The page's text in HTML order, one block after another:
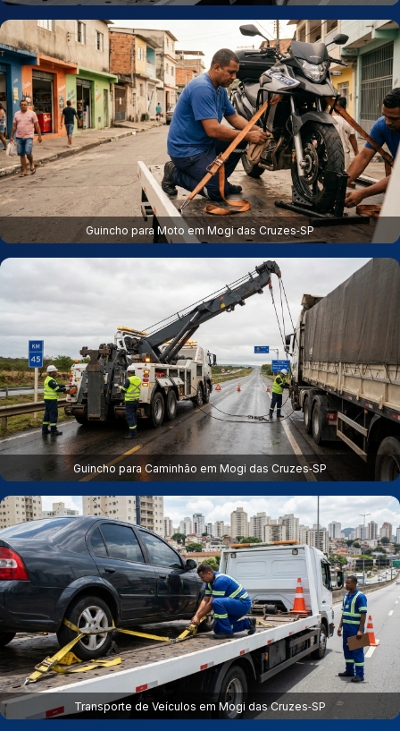
Guincho para Moto em Mogi das Cruzes‑SP
Guincho para Caminhão em Mogi das Cruzes‑SP
Transporte de Veículos em Mogi das Cruzes‑SP